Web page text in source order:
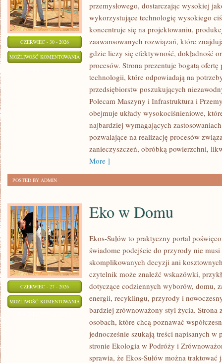
CZERWIEC - 30 - 2026
MOŻLIWOŚĆ KOMENTOWANIA HISTORIA
PRZEMYSŁU
przemysłowego, dostarczając wysokiej
wykorzystujące technologię wysokiego
koncentruje się na projektowaniu,
zaawansowanych rozwiązań, które
gdzie liczy się efektywność, dokładność
procesów. Strona prezentuje bogatą ofertę
technologii, które odpowiadają na
przedsiębiorstw poszukujących
Polecam Maszyny i Infrastruktura i
obejmuje układy wysokociśnieniowe,
najbardziej wymagających
pozwalające na realizację procesów
zanieczyszczeń, obróbką powierzchni,
More ]
POSTED BY ADMIN
CZERWIEC - 27 - 2026
MOŻLIWOŚĆ KOMENTOWANIA
DOMU
Eko w Domu
Ekos-Sułów to praktyczny portal
świadome podejście do przyrody nie
skomplikowanych decyzji ani
czytelnik może znaleźć wskazówki,
dotyczące codziennych wyborów, domu,
energii, recyklingu, przyrody i
bardziej zrównoważony styl życia. Strona
osobach, które chcą poznawać
jednocześnie szukają treści napisanych w
stronie Ekologia w Podróży i
sprawia, że Ekos-Sułów można